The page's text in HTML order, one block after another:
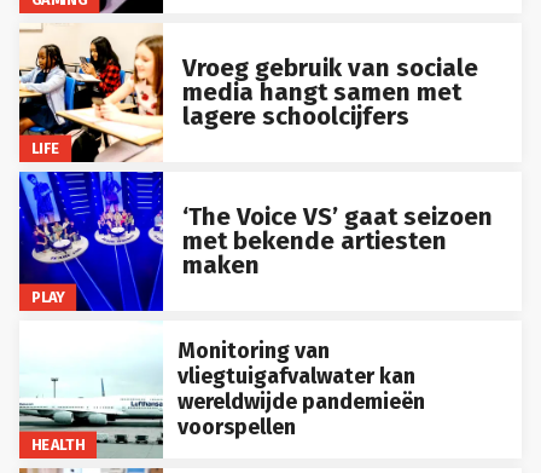
LIFE
Vroeg gebruik van sociale
media hangt samen met
lagere schoolcijfers
PLAY
‘The Voice VS’ gaat seizoen
met bekende artiesten
maken
HEALTH
Monitoring van
vliegtuigafvalwater kan
wereldwijde pandemieën
voorspellen